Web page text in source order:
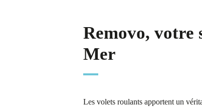
Removo, votre
Mer
Les volets roulants apportent un